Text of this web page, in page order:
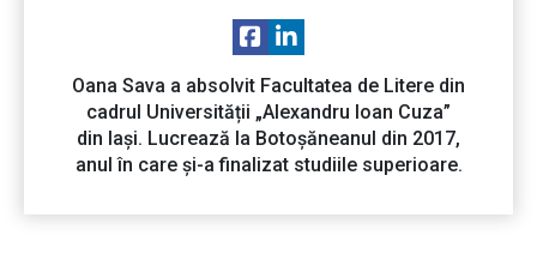
Oana Sava a absolvit Facultatea de Litere din
cadrul Universității „Alexandru Ioan Cuza”
din Iași. Lucrează la Botoșăneanul din 2017,
anul în care și-a finalizat studiile superioare.